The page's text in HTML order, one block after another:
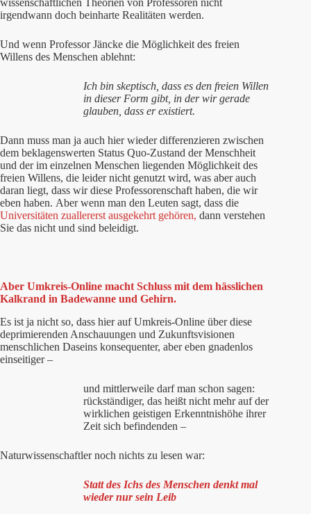
wissenschaftlichen Theorien von Professoren nicht
irgendwann doch beinharte Realitäten werden.
Und wenn Professor Jäncke die Möglichkeit des freien
Willens des Menschen ablehnt:
Ich bin skeptisch, dass es den freien Willen
in dieser Form gibt, in der wir gerade
glauben, dass er existiert.
Dann muss man ja auch hier wieder differenzieren zwischen
dem beklagenswerten Status Quo-Zustand der Menschheit
und der im einzelnen Menschen liegenden Möglichkeit des
freien Willens, die leider nicht genutzt wird, was aber auch
daran liegt, dass wir diese Professorenschaft haben, die wir
eben haben. Aber wenn man den Leuten sagt, dass die
Universitäten zuallererst ausgekehrt gehören, dann verstehen
Sie das nicht und sind beleidigt.
Aber Umkreis-Online macht Schluss mit dem hässlichen
Kalkrand in Badewanne und Gehirn.
Es ist ja nicht so, dass hier auf Umkreis-Online über diese
deprimierenden Anschauungen und Zukunftsvisionen
menschlichen Daseins konsequenter, aber eben gnadenlos
einseitiger –
und mittlerweile darf man schon sagen:
rückständiger, das heißt nicht mehr auf der
wirklichen geistigen Erkenntnishöhe ihrer
Zeit sich befindenden –
Naturwissenschaftler noch nichts zu lesen war:
Statt des Ichs des Menschen denkt mal
wieder nur sein Leib